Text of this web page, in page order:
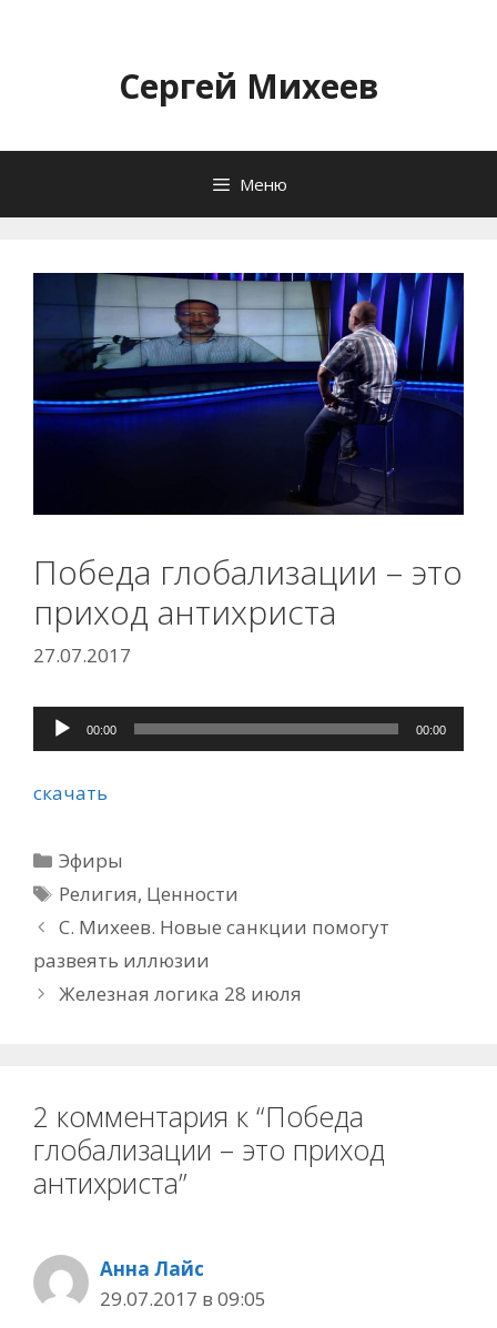
содержимомуСергей Михеев
Меню
Победа глобализации – это
приход антихриста
27.07.2017
Аудиоплеер
00:00 00:00
скачать
Рубрики
Эфиры
Метки
Религия, Ценности
С. Михеев. Новые санкции помогут
развеять иллюзии
Железная логика 28 июля
2 комментария к “Победа
глобализации – это приход
антихриста”
Анна Лайс
29.07.2017 в 09:05